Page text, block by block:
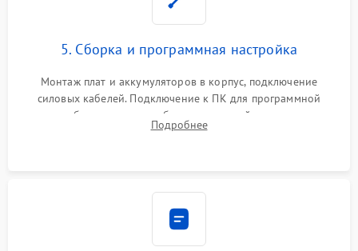
5. Сборка и программная настройка
Монтаж плат и аккумуляторов в корпус, подключение
силовых кабелей. Подключение к ПК для программной
калибровки констант батареи, настройки порогов
срабатывания AVR и сброса счетчиков старения АКБ.
Подробнее